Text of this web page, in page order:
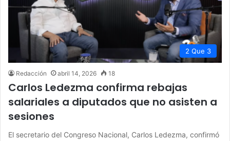
2 Que 3
Redacción abril 14, 2026 18
Carlos Ledezma confirma rebajas
salariales a diputados que no asisten a
sesiones
El secretario del Congreso Nacional, Carlos Ledezma, confirmó